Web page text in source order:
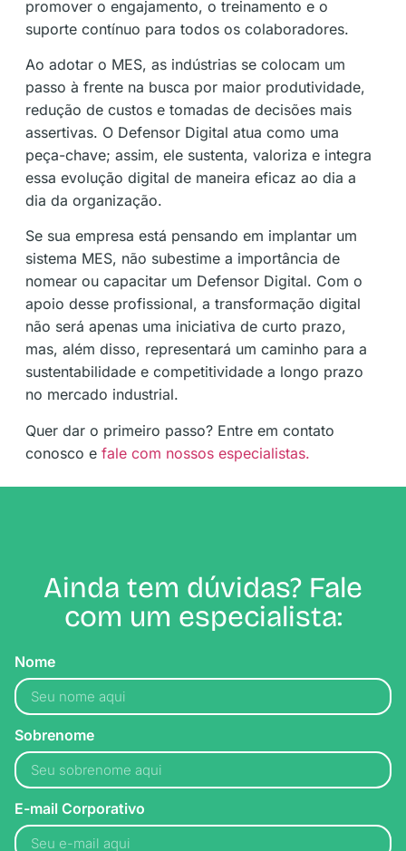
promover o engajamento, o treinamento e o
suporte contínuo para todos os colaboradores.
Ao adotar o MES, as indústrias se colocam um
passo à frente na busca por maior produtividade,
redução de custos e tomadas de decisões mais
assertivas. O Defensor Digital atua como uma
peça-chave; assim, ele sustenta, valoriza e integra
essa evolução digital de maneira eficaz ao dia a
dia da organização.
Se sua empresa está pensando em implantar um
sistema MES, não subestime a importância de
nomear ou capacitar um Defensor Digital. Com o
apoio desse profissional, a transformação digital
não será apenas uma iniciativa de curto prazo,
mas, além disso, representará um caminho para a
sustentabilidade e competitividade a longo prazo
no mercado industrial.
Quer dar o primeiro passo? Entre em contato
conosco e fale com nossos especialistas.
Ainda tem dúvidas? Fale
com um especialista:
Nome
Sobrenome
E-mail Corporativo